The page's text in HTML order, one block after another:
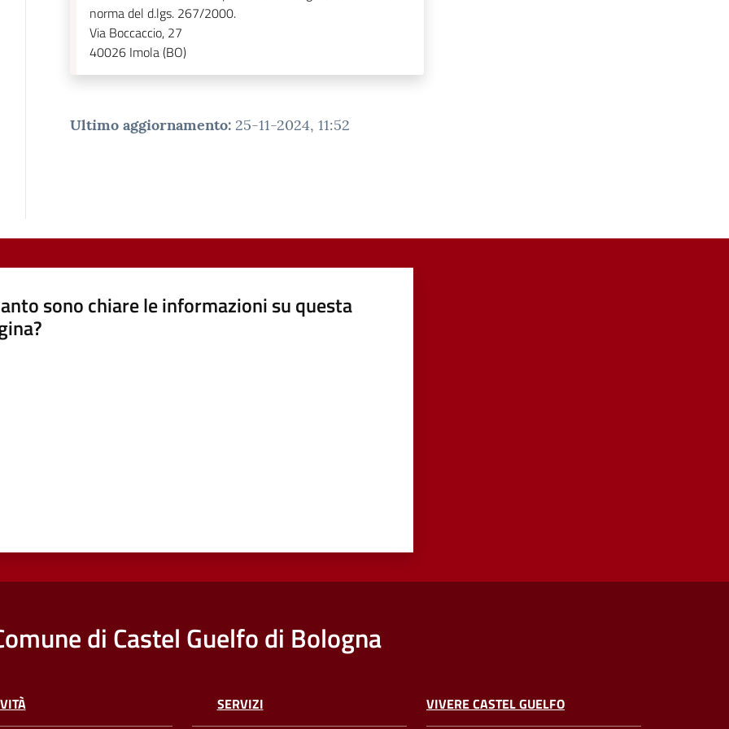
norma del d.lgs. 267/2000.
Via Boccaccio, 27
40026 Imola (BO)
Ultimo aggiornamento: 25-11-2024, 11:52
sono chiare le informazioni su questa
di Castel Guelfo di Bologna
SERVIZI VIVERE CASTEL GUELFO